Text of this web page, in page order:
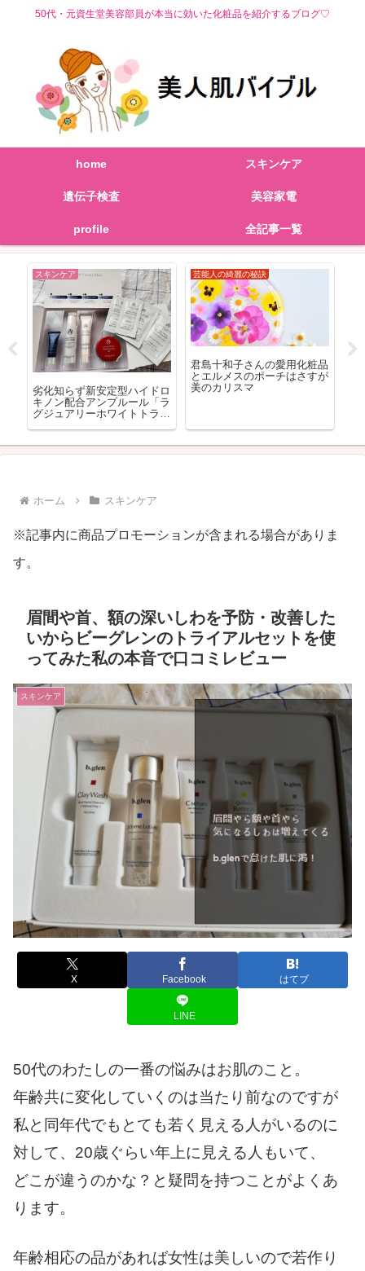
50代・元資生堂美容部員が本当に効いた化粧品を紹介するブログ♡
home スキンケア
遺伝子検査 美容家電
profile 全記事一覧
スキンケア
劣化知らず新安定型ハイドロ
キノン配合アンプルール「ラ
グジュアリーホワイトトライ
芸能人の綺麗の秘訣
君島十和子さんの愛用化粧品
とエルメスのポーチはさすが
美のカリスマ
ホーム スキンケア
※記事内に商品プロモーションが含まれる場合がありま
す。
眉間や首、額の深いしわを予防・改善した
いからビーグレンのトライアルセットを使
ってみた私の本音で口コミレビュー
スキンケア
X Facebook はてブ
LINE
50代のわたしの一番の悩みはお肌のこと。
年齢共に変化していくのは当たり前なのですが
私と同年代でもとても若く見える人がいるのに
対して、20歳ぐらい年上に見える人もいて、
どこが違うのかな？と疑問を持つことがよくあ
ります。
年齢相応の品があれば女性は美しいので若作り